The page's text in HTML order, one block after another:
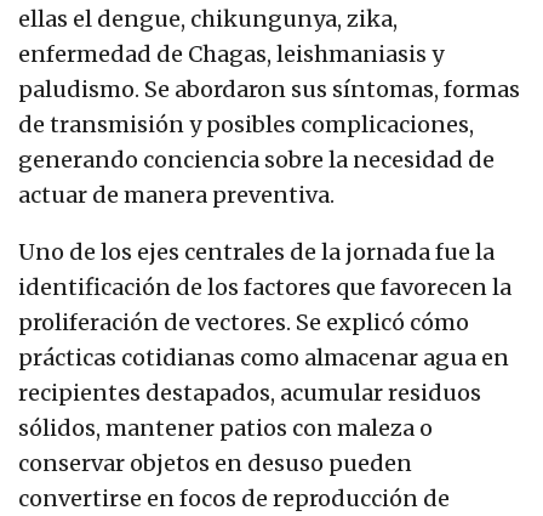
ellas el dengue, chikungunya, zika,
enfermedad de Chagas, leishmaniasis y
paludismo. Se abordaron sus síntomas, formas
de transmisión y posibles complicaciones,
generando conciencia sobre la necesidad de
actuar de manera preventiva.
Uno de los ejes centrales de la jornada fue la
identificación de los factores que favorecen la
proliferación de vectores. Se explicó cómo
prácticas cotidianas como almacenar agua en
recipientes destapados, acumular residuos
sólidos, mantener patios con maleza o
conservar objetos en desuso pueden
convertirse en focos de reproducción de